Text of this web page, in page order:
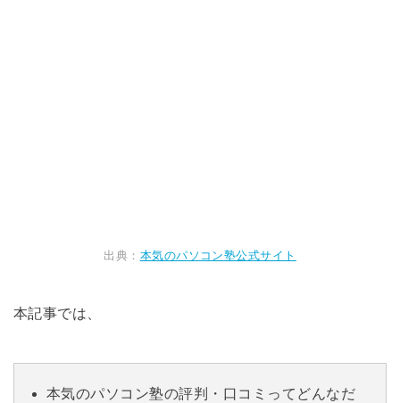
出典： 本気のパソコン塾公式サイト
本記事では、
本気のパソコン塾の評判・口コミってどんなだ